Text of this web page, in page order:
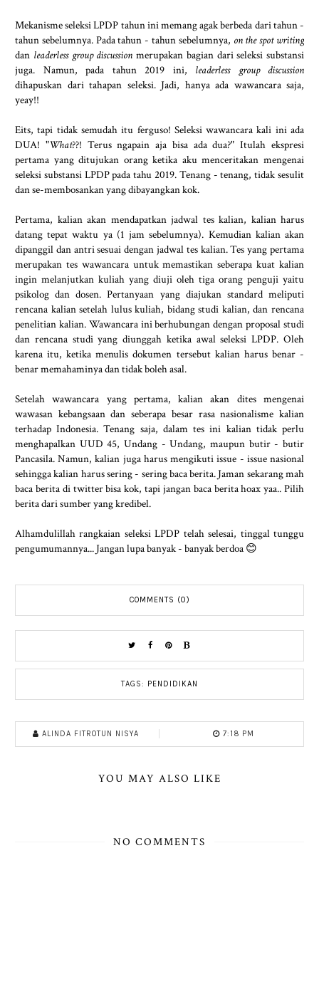
Mekanisme seleksi LPDP tahun ini memang agak berbeda dari tahun -
tahun sebelumnya. Pada tahun - tahun sebelumnya, on the spot writing
dan leaderless group discussion merupakan bagian dari seleksi substansi
juga. Namun, pada tahun 2019 ini, leaderless group discussion
dihapuskan dari tahapan seleksi. Jadi, hanya ada wawancara saja,
yeay!!
Eits, tapi tidak semudah itu ferguso! Seleksi wawancara kali ini ada
DUA! "What??! Terus ngapain aja bisa ada dua?" Itulah ekspresi
pertama yang ditujukan orang ketika aku menceritakan mengenai
seleksi substansi LPDP pada tahu 2019. Tenang - tenang, tidak sesulit
dan se-membosankan yang dibayangkan kok.
Pertama, kalian akan mendapatkan jadwal tes kalian, kalian harus
datang tepat waktu ya (1 jam sebelumnya). Kemudian kalian akan
dipanggil dan antri sesuai dengan jadwal tes kalian. Tes yang pertama
merupakan tes wawancara untuk memastikan seberapa kuat kalian
ingin melanjutkan kuliah yang diuji oleh tiga orang penguji yaitu
psikolog dan dosen. Pertanyaan yang diajukan standard meliputi
rencana kalian setelah lulus kuliah, bidang studi kalian, dan rencana
penelitian kalian. Wawancara ini berhubungan dengan proposal studi
dan rencana studi yang diunggah ketika awal seleksi LPDP. Oleh
karena itu, ketika menulis dokumen tersebut kalian harus benar -
benar memahaminya dan tidak boleh asal.
Setelah wawancara yang pertama, kalian akan dites mengenai
wawasan kebangsaan dan seberapa besar rasa nasionalisme kalian
terhadap Indonesia. Tenang saja, dalam tes ini kalian tidak perlu
menghapalkan UUD 45, Undang - Undang, maupun butir - butir
Pancasila. Namun, kalian juga harus mengikuti issue - issue nasional
sehingga kalian harus sering - sering baca berita. Jaman sekarang mah
baca berita di twitter bisa kok, tapi jangan baca berita hoax yaa.. Pilih
berita dari sumber yang kredibel.
Alhamdulillah rangkaian seleksi LPDP telah selesai, tinggal tunggu
pengumumannya... Jangan lupa banyak - banyak berdoa 😊
COMMENTS (0)
TAGS: PENDIDIKAN
ALINDA FITROTUN NISYA 7:18 PM
YOU MAY ALSO LIKE
NO COMMENTS